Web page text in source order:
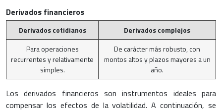
Derivados financieros
Derivados cotidianos
Derivados complejos
Para operaciones
recurrentes y relativamente
simples.
De carácter más robusto, con
montos altos y plazos mayores a un
año.
Los derivados financieros son instrumentos ideales para
compensar los efectos de la volatilidad. A continuación, se